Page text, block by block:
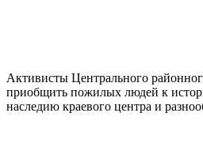
Активисты Центрального
приобщить пожилых людей к
наследию краевого центра и